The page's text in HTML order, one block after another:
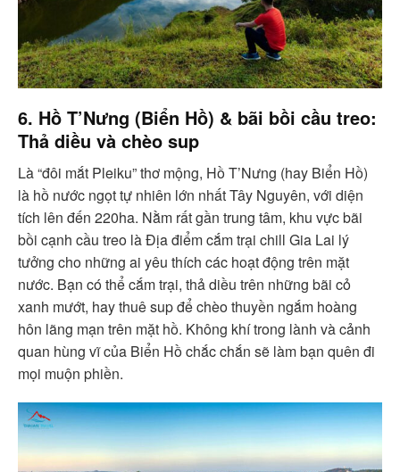
6. Hồ T’Nưng (Biển Hồ) & bãi bồi cầu treo:
Thả diều và chèo sup
Là “đôi mắt Pleiku” thơ mộng, Hồ T’Nưng (hay Biển Hồ)
là hồ nước ngọt tự nhiên lớn nhất Tây Nguyên, với diện
tích lên đến 220ha. Nằm rất gần trung tâm, khu vực bãi
bồi cạnh cầu treo là Địa điểm cắm trại chill Gia Lai lý
tưởng cho những ai yêu thích các hoạt động trên mặt
nước. Bạn có thể cắm trại, thả diều trên những bãi cỏ
xanh mướt, hay thuê sup để chèo thuyền ngắm hoàng
hôn lãng mạn trên mặt hồ. Không khí trong lành và cảnh
quan hùng vĩ của Biển Hồ chắc chắn sẽ làm bạn quên đi
mọi muộn phiền.